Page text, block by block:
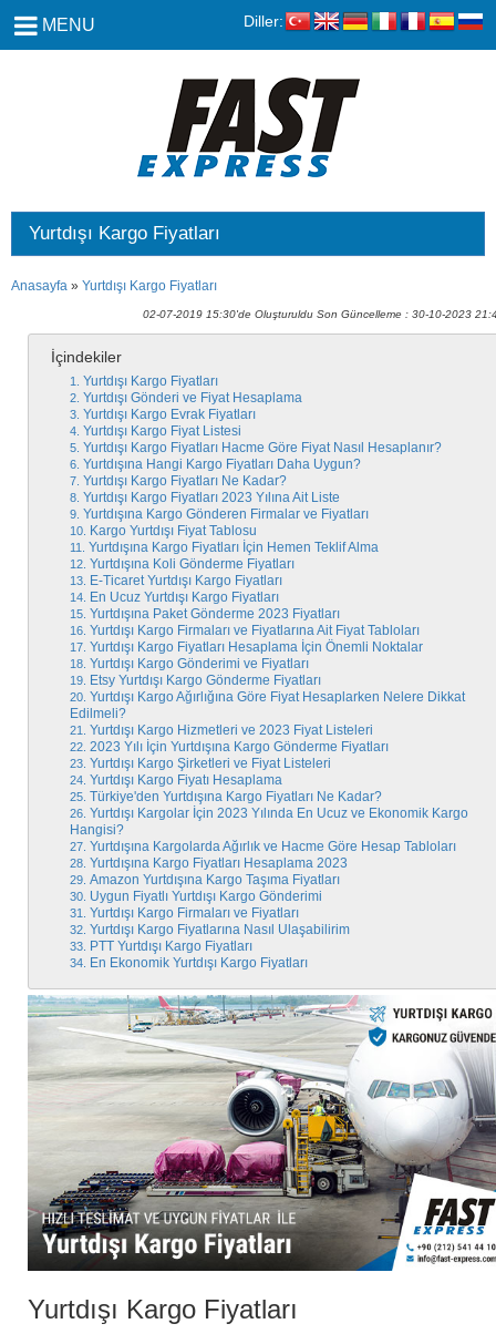
MENU Diller:
Yurtdışı Kargo Fiyatları
Anasayfa » Yurtdışı Kargo Fiyatları
02-07-2019 15:30'de Oluşturuldu Son Güncelleme : 30-10-2023
İçindekiler
Yurtdışı Kargo Fiyatları
Yurtdışı Gönderi ve Fiyat Hesaplama
Yurtdışı Kargo Evrak Fiyatları
Yurtdışı Kargo Fiyat Listesi
Yurtdışı Kargo Fiyatları Hacme Göre Fiyat Nasıl Hesaplanır?
Yurtdışına Hangi Kargo Fiyatları Daha Uygun?
Yurtdışı Kargo Fiyatları Ne Kadar?
Yurtdışı Kargo Fiyatları 2023 Yılına Ait Liste
Yurtdışına Kargo Gönderen Firmalar ve Fiyatları
Kargo Yurtdışı Fiyat Tablosu
Yurtdışına Kargo Fiyatları İçin Hemen Teklif Alma
Yurtdışına Koli Gönderme Fiyatları
E-Ticaret Yurtdışı Kargo Fiyatları
En Ucuz Yurtdışı Kargo Fiyatları
Yurtdışına Paket Gönderme 2023 Fiyatları
Yurtdışı Kargo Firmaları ve Fiyatlarına Ait Fiyat Tabloları
Yurtdışı Kargo Fiyatları Hesaplama İçin Önemli Noktalar
Yurtdışı Kargo Gönderimi ve Fiyatları
Etsy Yurtdışı Kargo Gönderme Fiyatları
Yurtdışı Kargo Ağırlığına Göre Fiyat Hesaplarken Nelere Dikkat
Edilmeli?
Yurtdışı Kargo Hizmetleri ve 2023 Fiyat Listeleri
2023 Yılı İçin Yurtdışına Kargo Gönderme Fiyatları
Yurtdışı Kargo Şirketleri ve Fiyat Listeleri
Yurtdışı Kargo Fiyatı Hesaplama
Türkiye'den Yurtdışına Kargo Fiyatları Ne Kadar?
Yurtdışı Kargolar İçin 2023 Yılında En Ucuz ve Ekonomik Kargo
Hangisi?
Yurtdışına Kargolarda Ağırlık ve Hacme Göre Hesap Tabloları
Yurtdışına Kargo Fiyatları Hesaplama 2023
Amazon Yurtdışına Kargo Taşıma Fiyatları
Uygun Fiyatlı Yurtdışı Kargo Gönderimi
Yurtdışı Kargo Firmaları ve Fiyatları
Yurtdışı Kargo Fiyatlarına Nasıl Ulaşabilirim
PTT Yurtdışı Kargo Fiyatları
En Ekonomik Yurtdışı Kargo Fiyatları
Yurtdışı Kargo Fiyatları